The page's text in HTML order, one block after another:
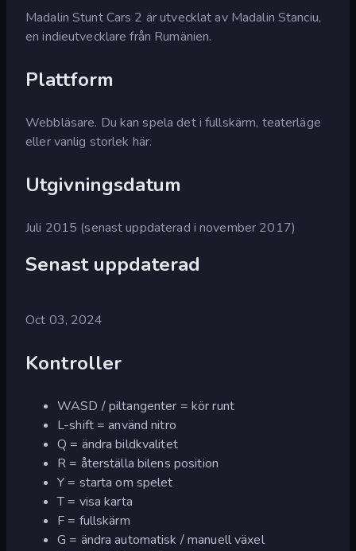
Madalin Stunt Cars 2 är utvecklat av Madalin Stanciu,
en indieutvecklare från Rumänien.
Plattform
Webbläsare. Du kan spela det i fullskärm, teaterläge
eller vanlig storlek här.
Utgivningsdatum
Juli 2015 (senast uppdaterad i november 2017)
Senast uppdaterad
Oct 03, 2024
Kontroller
WASD / piltangenter = kör runt
L-shift = använd nitro
Q = ändra bildkvalitet
R = återställa bilens position
Y = starta om spelet
T = visa karta
F = fullskärm
G = ändra automatisk / manuell växel